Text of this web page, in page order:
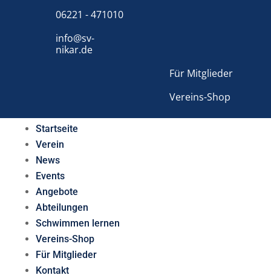
06221 - 471010
info@sv-
nikar.de
Für Mitglieder
Vereins-Shop
Startseite
Verein
News
Events
Angebote
Abteilungen
Schwimmen lernen
Vereins-Shop
Für Mitglieder
Kontakt